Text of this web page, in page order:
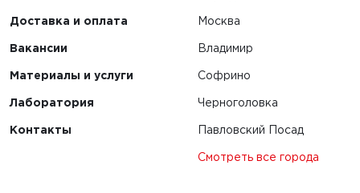
Доставка и оплата
Вакансии
Материалы и услуги
Лаборатория
Контакты
Москва
Владимир
Софрино
Черноголовка
Павловский Посад
Смотреть все города